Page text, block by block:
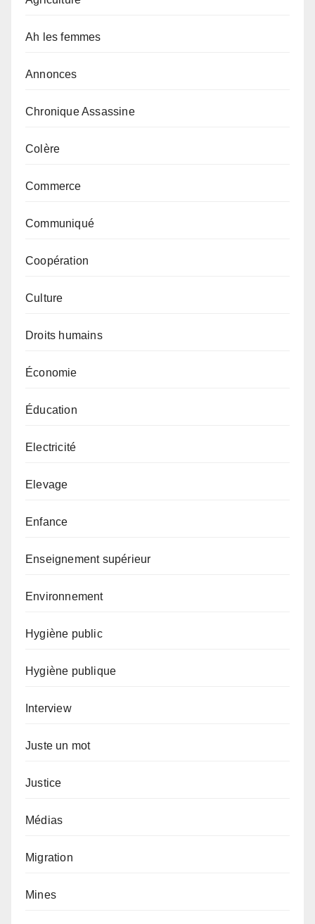
Ah les femmes
Annonces
Chronique Assassine
Colère
Commerce
Communiqué
Coopération
Culture
Droits humains
Économie
Éducation
Electricité
Elevage
Enfance
Enseignement supérieur
Environnement
Hygiène public
Hygiène publique
Interview
Juste un mot
Justice
Médias
Migration
Mines